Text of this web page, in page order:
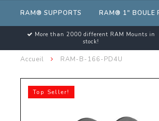
RAM® SUPPORTS RAM® 1" BOULE
More than 2000 different RAM Mounts in
stock!
Accueil RAM-B-166-PD4U
Top Seller!